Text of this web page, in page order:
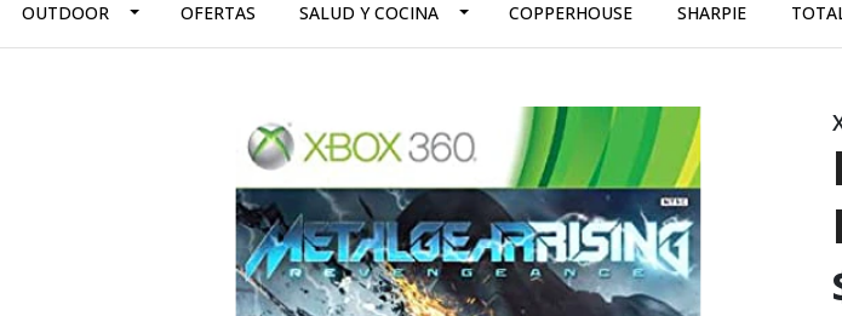
OUTDOOR OFERTAS SALUD Y COCINA COPPERHOUSE SHARPIE